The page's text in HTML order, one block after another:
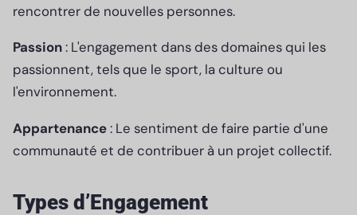
rencontrer de nouvelles personnes.
Passion: L'engagement dans des domaines qui les
passionnent, tels que le sport, la culture ou
l'environnement.
Appartenance: Le sentiment de faire partie d'une
communauté et de contribuer à un projet collectif.
Types d’Engagement